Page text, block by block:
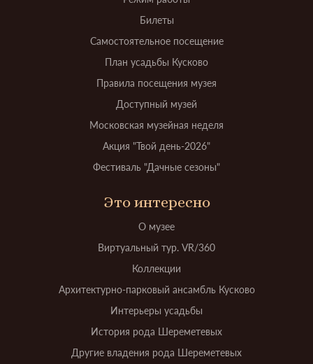
Билеты
Самостоятельное посещение
План усадьбы Кусково
Правила посещения музея
Доступный музей
Московская музейная неделя
Акция "Твой день-2026"
Фестиваль "Дачные сезоны"
Это интересно
О музее
Виртуальный тур. VR/360
Коллекции
Архитектурно-парковый ансамбль Кусково
Интерьеры усадьбы
История рода Шереметевых
Другие владения рода Шереметевых